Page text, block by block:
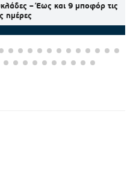
– Έως και 9 μποφόρ τις
ημέρες